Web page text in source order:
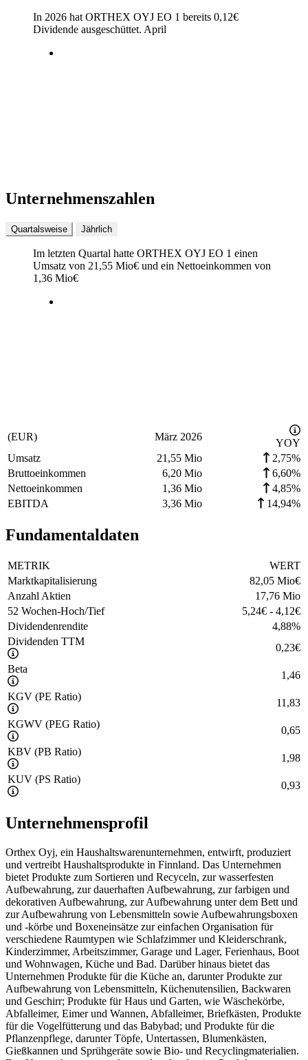
In 2026 hat ORTHEX OYJ EO 1 bereits 0,12€
Dividende ausgeschüttet. April
Unternehmenszahlen
Quartalsweise Jährlich
Im letzten Quartal hatte ORTHEX OYJ EO 1 einen
Umsatz von 21,55 Mio€ und ein Nettoeinkommen von
1,36 Mio€
(EUR) März 2026
YOY
Umsatz
21,55 Mio
2,75%
Bruttoeinkommen
6,20 Mio
6,60%
Nettoeinkommen
1,36 Mio
4,85%
EBITDA
3,36 Mio 14,94%
Fundamentaldaten
METRIK
WERT
Marktkapitalisierung
82,05 Mio€
Anzahl Aktien
17,76 Mio
52 Wochen-Hoch/Tief
5,24€ - 4,12€
Dividendenrendite
4,88%
Dividenden TTM
0,23€
Beta
1,46
KGV (PE Ratio)
11,83
KGWV (PEG Ratio)
0,65
KBV (PB Ratio)
1,98
KUV (PS Ratio)
0,93
Unternehmensprofil
Orthex Oyj, ein Haushaltswarenunternehmen, entwirft, produziert
und vertreibt Haushaltsprodukte in Finnland. Das Unternehmen
bietet Produkte zum Sortieren und Recyceln, zur wasserfesten
Aufbewahrung, zur dauerhaften Aufbewahrung, zur farbigen und
dekorativen Aufbewahrung, zur Aufbewahrung unter dem Bett und
zur Aufbewahrung von Lebensmitteln sowie Aufbewahrungsboxen
und -körbe und Boxeneinsätze zur einfachen Organisation für
verschiedene Raumtypen wie Schlafzimmer und Kleiderschrank,
Kinderzimmer, Arbeitszimmer, Garage und Lager, Ferienhaus, Boot
und Wohnwagen, Küche und Bad. Darüber hinaus bietet das
Unternehmen Produkte für die Küche an, darunter Produkte zur
Aufbewahrung von Lebensmitteln, Küchenutensilien, Backwaren
und Geschirr; Produkte für Haus und Garten, wie Wäschekörbe,
Abfalleimer, Eimer und Wannen, Abfalleimer, Briefkästen, Produkte
für die Vogelfütterung und das Babybad; und Produkte für die
Pflanzenpflege, darunter Töpfe, Untertassen, Blumenkästen,
Gießkannen und Sprühgeräte sowie Bio- und Recyclingmaterialien.